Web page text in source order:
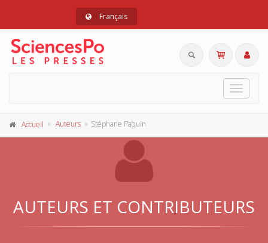
Français
Toggle
Accueil Auteurs Stéphane Paquin
AUTEURS ET CONTRIBUTEURS